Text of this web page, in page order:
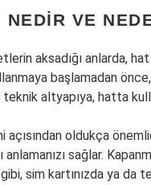
VE
aksadığı anlarda,
başlamadan
altyapıya, hatta
açısından oldukça
anlamanızı sağlar.
sim kartınızda ya da